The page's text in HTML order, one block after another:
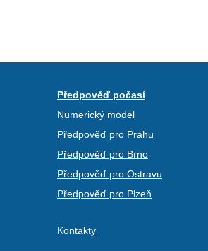
Předpověď počasí
Numerický model
Předpověď pro Prahu
Předpověď pro Brno
Předpověď pro Ostravu
Předpověď pro Plzeň
Kontakty